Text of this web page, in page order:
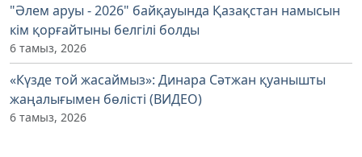
"Әлем аруы - 2026" байқауында Қазақстан намысын
кім қорғайтыны белгілі болды
6 тамыз, 2026
«Күзде той жасаймыз»: Динара Сәтжан қуанышты
жаңалығымен бөлісті (ВИДЕО)
6 тамыз, 2026